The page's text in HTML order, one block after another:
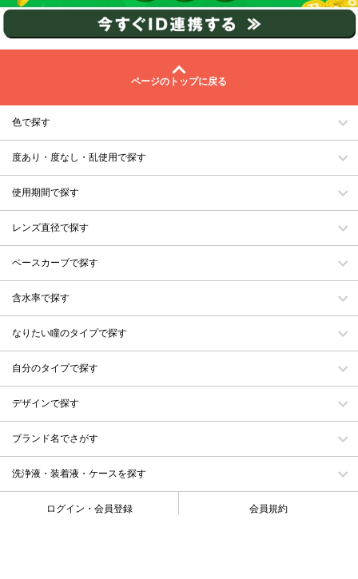
ページのトップに戻る
色で探す
度あり・度なし・乱使用で探す
使用期間で探す
レンズ直径で探す
ベースカーブで探す
含水率で探す
なりたい瞳のタイプで探す
自分のタイプで探す
デザインで探す
ブランド名でさがす
洗浄液・装着液・ケースを探す
ログイン・会員登録 会員規約